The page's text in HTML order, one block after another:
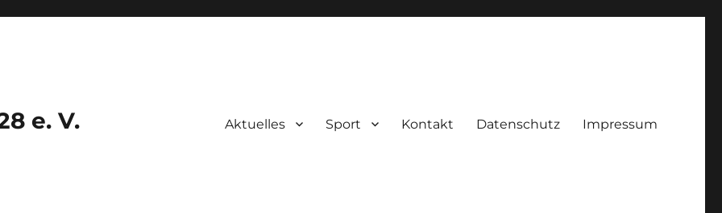
e. V. Aktuelles Sport Kontakt Datenschutz Impressum